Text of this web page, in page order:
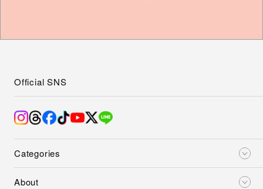
Categories
About
Official SNS